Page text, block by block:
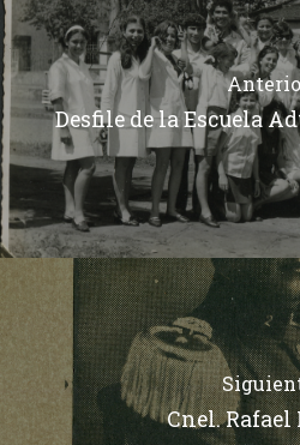
Desfile de la Escuela
Cnel. Rafael